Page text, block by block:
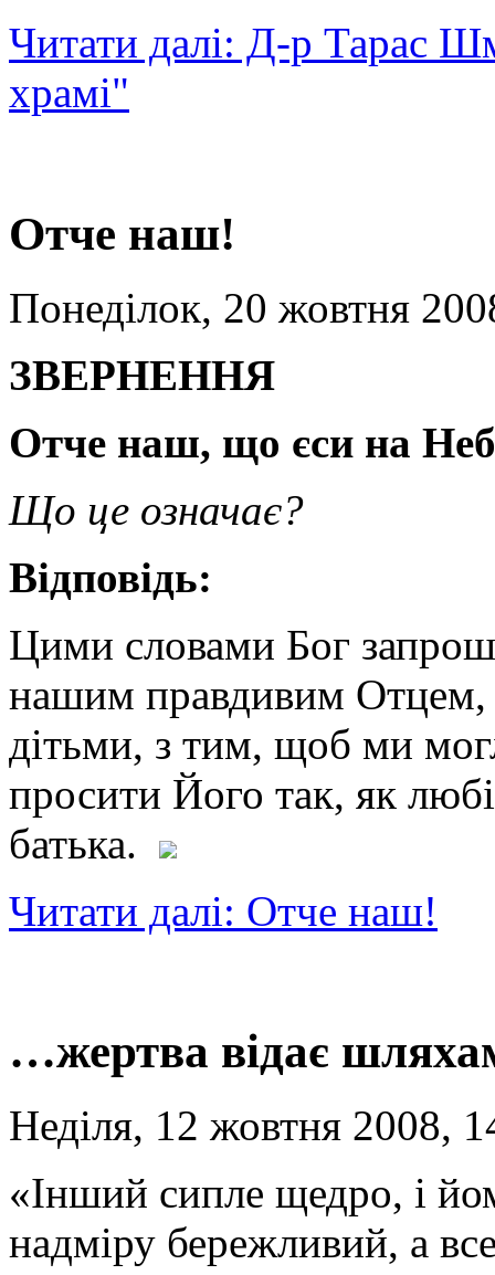
Читати далі: Д-р Тарас
храмі"
Отче наш!
Понеділок, 20 жовтня
ЗBEPHEHHЯ
Отче наш, що єси на
Що це означає?
Відповідь:
Цими словами Бог
нашим правдивим
дітьми, з тим, щоб ми
просити Його так, як
батька.
Читати далі: Отче наш!
…жертва відає
Неділя, 12 жовтня 2008,
«Інший сипле щедро, і
надміру бережливий, а